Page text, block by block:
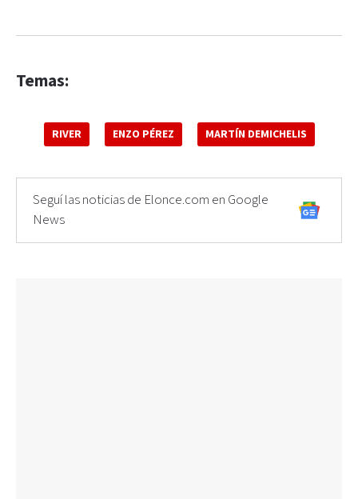
Temas:
RIVER ENZO PÉREZ MARTÍN DEMICHELIS
Seguí las noticias de Elonce.com en Google
News